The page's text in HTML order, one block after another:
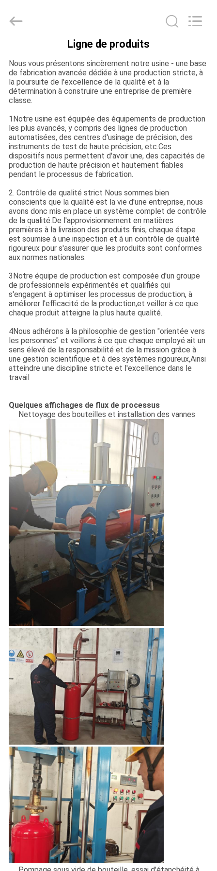
PRODUITS
EXPOSITION
DE
VR
À
PROPOS
DE
NOUS
VISITE
D'USINE
CONTRÔLE
QUALITÉ
TÉLÉCHARGER
DEMANDEZ
UNE
CITATION
PLAN
DU
PRIVACY
POLICY
Giant
Reserved.
Ligne de produits
Nous vous présentons sincèrement notre usine - une base
de fabrication avancée dédiée à une production stricte, à
la poursuite de l'excellence de la qualité et à la
détermination à construire une entreprise de première
classe.
1Notre usine est équipée des équipements de production
les plus avancés, y compris des lignes de production
automatisées, des centres d'usinage de précision, des
instruments de test de haute précision, etc.Ces
dispositifs nous permettent d'avoir une, des capacités de
production de haute précision et hautement fiables
pendant le processus de fabrication.
2. Contrôle de qualité strict Nous sommes bien
conscients que la qualité est la vie d'une entreprise, nous
avons donc mis en place un système complet de contrôle
de la qualité.De l'approvisionnement en matières
premières à la livraison des produits finis, chaque étape
est soumise à une inspection et à un contrôle de qualité
rigoureux pour s'assurer que les produits sont conformes
aux normes nationales.
3Notre équipe de production est composée d'un groupe
de professionnels expérimentés et qualifiés qui
s'engagent à optimiser les processus de production, à
améliorer l'efficacité de la production,et veiller à ce que
chaque produit atteigne la plus haute qualité.
4Nous adhérons à la philosophie de gestion "orientée vers
les personnes" et veillons à ce que chaque employé ait un
sens élevé de la responsabilité et de la mission grâce à
une gestion scientifique et à des systèmes rigoureux,Ainsi
atteindre une discipline stricte et l'excellence dans le
travail
Quelques affichages de flux de processus
Nettoyage des bouteilles et installation des vannes